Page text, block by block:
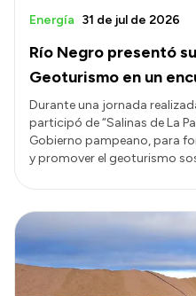
Río Negro presentó
Geoturismo en un
Energía 31 de jul de 2026
Durante una jornada
participó de “Salinas de La
Gobierno pampeano, para
y promover el geoturismo